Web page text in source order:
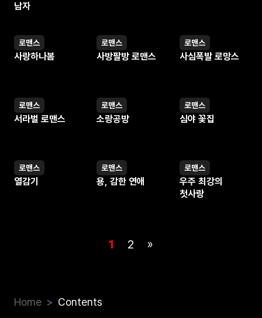
남자
웹툰
로맨스
사랑하나봄
웹툰
로맨스
사방팔방 로맨스
웹툰
로맨스
사심폭발 로망스
웹툰
로맨스
서라벌 로맨스
웹툰
로맨스
소랑공방
웹툰
로맨스
심야 꽃집
웹툰
로맨스
열감기
웹툰
로맨스
용, 감한 연애
웹툰
로맨스
우주 최강의
첫사랑
1 2 »
Home Contents